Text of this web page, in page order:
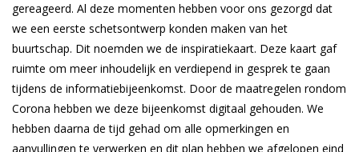
gereageerd. Al deze momenten hebben voor ons gezorgd dat
we een eerste schetsontwerp konden maken van het
buurtschap. Dit noemden we de inspiratiekaart. Deze kaart gaf
ruimte om meer inhoudelijk en verdiepend in gesprek te gaan
tijdens de informatiebijeenkomst. Door de maatregelen rondom
Corona hebben we deze bijeenkomst digitaal gehouden. We
hebben daarna de tijd gehad om alle opmerkingen en
aanvullingen te verwerken en dit plan hebben we afgelopen eind